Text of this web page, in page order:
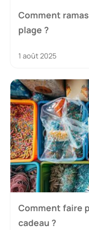
Comment
plage ?
1 août 2025
Comment faire
cadeau ?